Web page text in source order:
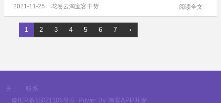
功能呢？解决了公司那些痛点呢? 1. 渠道活码，可以精
细化的管理不同渠道来源的...
阅读全文
2021-11-25 花卷云淘宝客干货
1 2 3 4 5 6 7 ›
关于
联系
豫ICP备15021106号-5
Power By 淘客APP开发